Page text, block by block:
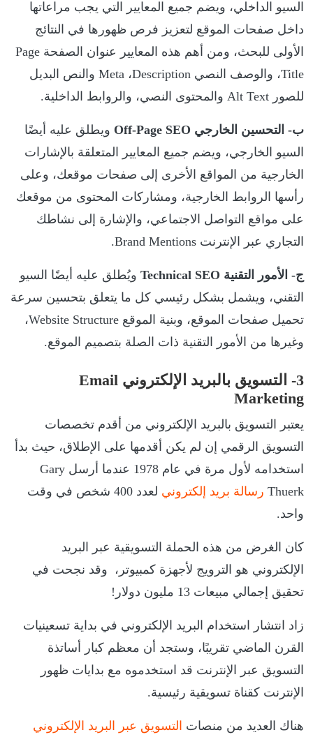
السيو الداخلي، ويضم جميع المعايير التي يجب مراعاتها
داخل صفحات الموقع لتعزيز فرص ظهورها في النتائج
الأولى للبحث، ومن أهم هذه المعايير عنوان الصفحة Page
Title، والوصف النصي Meta ،Description والنص البديل
للصور Alt Text والمحتوى النصي، والروابط الداخلية.
ب- التحسين الخارجي Off-Page SEO
ويطلق عليه أيضًا
السيو الخارجي، ويضم جميع المعايير المتعلقة بالإشارات
الخارجية من المواقع الأخرى إلى صفحات موقعك، وعلى
رأسها الروابط الخارجية، ومشاركات المحتوى من موقعك
على مواقع التواصل الاجتماعي، والإشارة إلى نشاطك
التجاري عبر الإنترنت Brand Mentions.
ج- الأمور التقنية Technical SEO
ويُطلق عليه أيضًا السيو
التقني، ويشمل بشكل رئيسي كل ما يتعلق بتحسين سرعة
تحميل صفحات الموقع، وبنية الموقع Website Structure،
وغيرها من الأمور التقنية ذات الصلة بتصميم الموقع.
3- التسويق بالبريد الإلكتروني Email
Marketing
يعتبر التسويق بالبريد الإلكتروني من أقدم تخصصات
التسويق الرقمي إن لم يكن أقدمها على الإطلاق، حيث بدأ
استخدامه لأول مرة في عام 1978 عندما أرسل Gary
Thuerk رسالة بريد إلكتروني
لعدد 400 شخص في وقت
واحد.
كان الغرض من هذه الحملة التسويقية عبر البريد
الإلكتروني هو الترويج لأجهزة كمبيوتر، وقد نجحت في
تحقيق إجمالي مبيعات 13 مليون دولار!
زاد انتشار استخدام البريد الإلكتروني في بداية تسعينيات
القرن الماضي تقريبًا، وستجد أن معظم كبار أساتذة
التسويق عبر الإنترنت قد استخدموه مع بدايات ظهور
الإنترنت كقناة تسويقية رئيسية.
هناك العديد من منصات التسويق عبر البريد الإلكتروني